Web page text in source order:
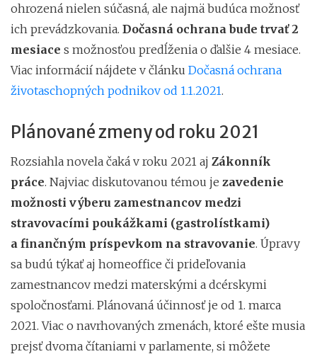
ohrozená nielen súčasná, ale najmä budúca možnosť
ich prevádzkovania. Dočasná ochrana bude trvať 2
mesiace s možnosťou predĺženia o ďalšie 4 mesiace.
Viac informácií nájdete v článku Dočasná ochrana
životaschopných podnikov od 1.1.2021.
Plánované zmeny od roku 2021
Rozsiahla novela čaká v roku 2021 aj Zákonník
práce. Najviac diskutovanou témou je zavedenie
možnosti výberu zamestnancov medzi
stravovacími poukážkami (gastrolístkami)
a finančným príspevkom na stravovanie. Úpravy
sa budú týkať aj homeoffice či prideľovania
zamestnancov medzi materskými a dcérskymi
spoločnosťami. Plánovaná účinnosť je od 1. marca
2021. Viac o navrhovaných zmenách, ktoré ešte musia
prejsť dvoma čítaniami v parlamente, si môžete